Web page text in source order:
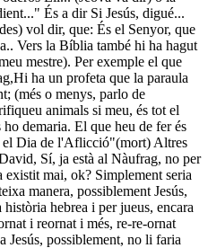
És a dir Si Jesús, digué...
vol dir, que: És el Senyor, que
Vers la Bíblia també hi ha hagut
mestre). Per exemple el que
ha un profeta que la paraula
(més o menys, parlo de
animals si meu, és tot el
demaria. El que heu de fer és
el Dia de l'Aflicció"(mort) Altres
Sí, ja està al Nàufrag, no per
mai, ok? Simplement seria
manera, possiblement Jesús,
hebrea i per jueus, encara
i reornat i més, re-re-ornat
Jesús, possiblement, no li faria